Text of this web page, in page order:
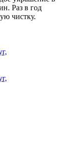
Раз в год
чистку.